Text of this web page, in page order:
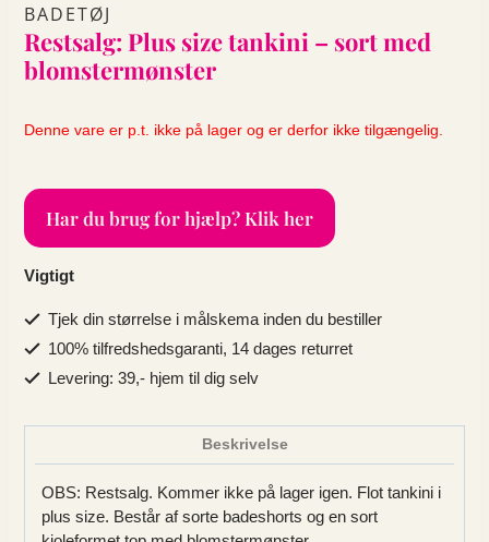
BADETØJ
Restsalg: Plus size tankini – sort med
blomstermønster
Denne vare er p.t. ikke på lager og er derfor ikke tilgængelig.
Har du brug for hjælp? Klik her
Vigtigt
Tjek din størrelse i målskema inden du bestiller
100% tilfredshedsgaranti, 14 dages returret
Levering: 39,- hjem til dig selv
Beskrivelse
OBS: Restsalg. Kommer ikke på lager igen. Flot tankini i
plus size. Består af sorte badeshorts og en sort